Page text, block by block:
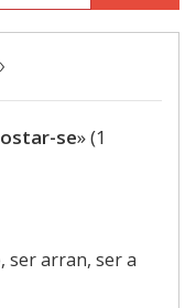
se» (1
ser arran, ser a